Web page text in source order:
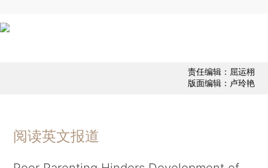
责任编辑：屈运栩
版面编辑：卢玲艳
阅读英文报道